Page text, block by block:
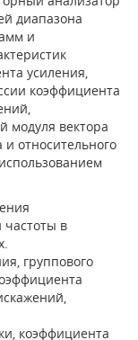
диапазона
и
усиления,
коэффициента
модуля вектора
относительного
частоты в
группового
коэффициента